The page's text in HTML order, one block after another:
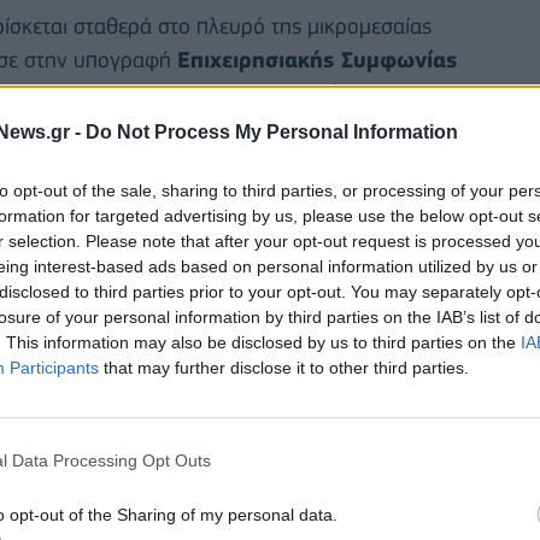
- Do Not Process My Personal Information
opt-out of the sale, sharing to third parties, or processing of your
for targeted advertising by us, please use the below opt-out
selection. Please note that after your opt-out request is processed
interest-based ads based on personal information utilized by us
to third parties prior to your opt-out. You may separately
of your personal information by third parties on the IAB’s list of
This information may also be disclosed by us to third parties on the
Participants that may further disclose it to other third parties.
Data Processing Opt Outs
opt-out of the Sharing of my personal data.
σταθερά στο πλευρό της μικρομεσαίας
στην υπογραφή Επιχειρησιακής Συμφωνίας
για τη συμμετοχή της στοΤαμείο InvestEU,
χρηματοδοτείται από πόρους του Ταμείου
ύψους €400 εκατ. στο πλαίσιο του
«Ελλάδα 2.0».
Bankαποκτά τη δυνατότητα να διοχετεύσει
Μεσαίες Επιχειρήσεις (SMEs) καθώς και σε
(Small Mid-Caps) για την υλοποίηση
τους σε κεφάλαιο κίνησης, με στόχευση σε
και τη βελτίωση της πρόσβασής τους σε